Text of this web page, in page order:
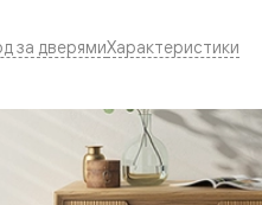
за дверямиХарактеристики